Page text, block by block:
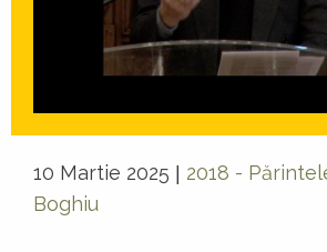
10 Martie 2025
2018 -
Boghiu